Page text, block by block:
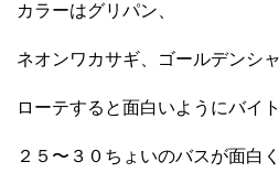
カラーはグリパン、
ネオンワカサギ、ゴールデンシ
ローテすると面白いようにバイ
２５〜３０ちょいのバスが面白